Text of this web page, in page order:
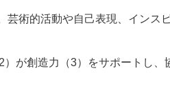
芸術的活動や自己表現、インス
が創造力（3）をサポートし